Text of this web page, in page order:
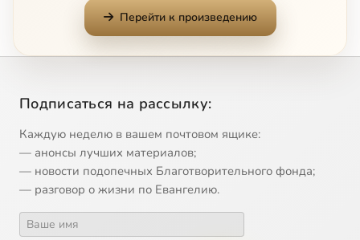
Перейти к произведению
Подписаться на рассылку:
Каждую неделю в вашем почтовом ящике:
— анонсы лучших материалов;
— новости подопечных Благотворительного фонда;
— разговор о жизни по Евангелию.